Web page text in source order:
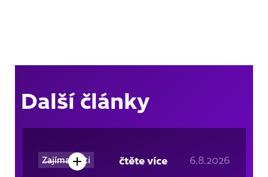
Další články
Zajímavosti 6.8.2026
čtěte více